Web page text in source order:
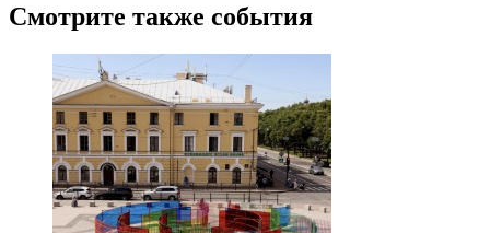
Смотрите также события